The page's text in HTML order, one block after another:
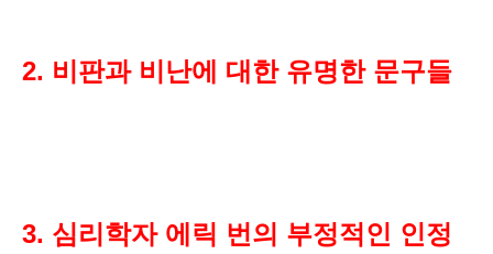
2. 비판과 비난에 대한 유명한 문구들
3. 심리학자 에릭 번의 부정적인 인정